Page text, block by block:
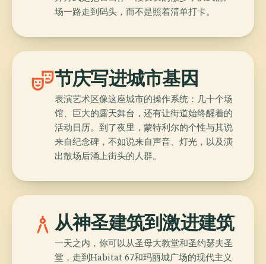
场一路走到码头，而不是照着清单打卡。
theater_comedy节庆写进城市基因
表演艺术区像这座城市的操作系统：几十个场
馆、巨大的露天舞台，还有让街道始终醒着的
活动日历。到了夜里，蒙特利尔的个性与其说
来自纪念碑，不如说来自声音、灯光，以及演
出散场后涌上街头的人群。
architecture 从神圣建筑到激进建筑
一天之内，你可以从圣母大教堂和圣约瑟夫圣
堂，走到Habitat 67和玛丽城广场的现代主义